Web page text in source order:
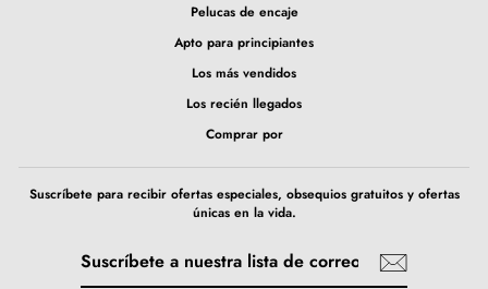
Pelucas de encaje
Apto para principiantes
Los más vendidos
Los recién llegados
Comprar por
Suscríbete para recibir ofertas especiales, obsequios gratuitos y ofertas
únicas en la vida.